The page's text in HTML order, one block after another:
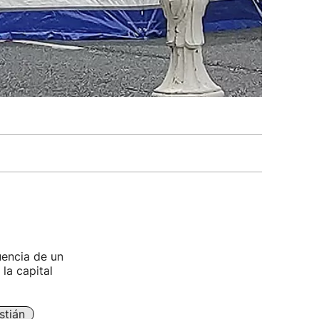
de un
la capital